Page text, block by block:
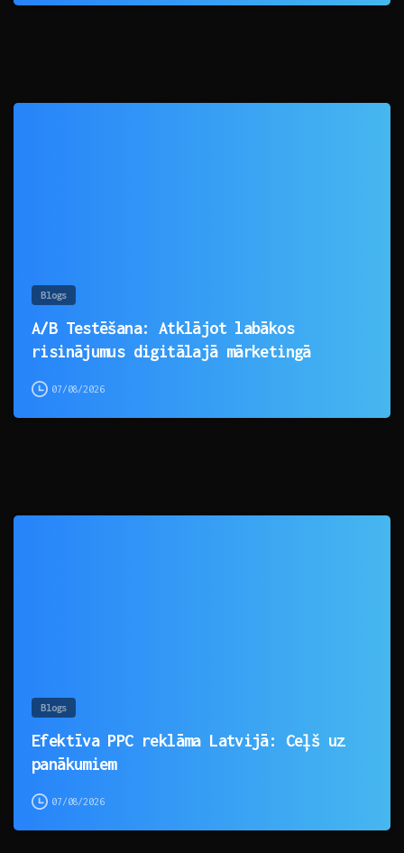
Blogs
A/B Testēšana: Atklājot labākos
risinājumus digitālajā mārketingā
07/08/2026
Blogs
Efektīva PPC reklāma Latvijā: Ceļš uz
panākumiem
07/08/2026